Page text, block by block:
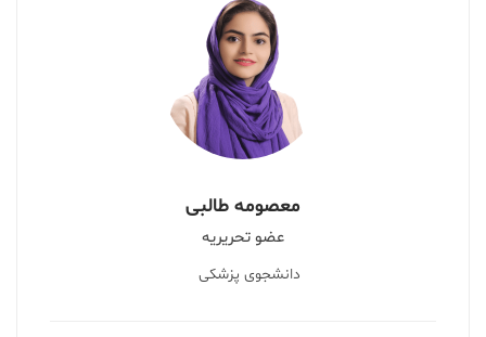
معصومه طالبی
عضو تحریریه
دانشجوی پزشکی